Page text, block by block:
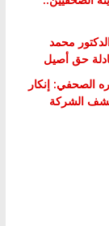
محمد
حق أصيل
الصحفي: إنكار
الشركة